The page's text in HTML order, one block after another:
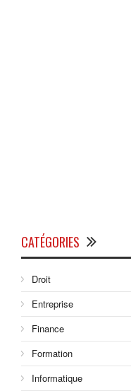
CATÉGORIES
Droit
Entreprise
Finance
Formation
Informatique